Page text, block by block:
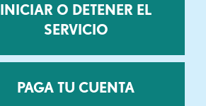
INICIAR O DETENER EL
SERVICIO
PAGA TU CUENTA